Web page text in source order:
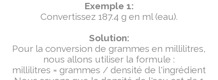
Exemple 1:
Convertissez 187.4 g en ml (eau).
Solution:
Pour la conversion de grammes en millilitres,
nous allons utiliser la formule :
millilitres = grammes / densité de l'ingrédient